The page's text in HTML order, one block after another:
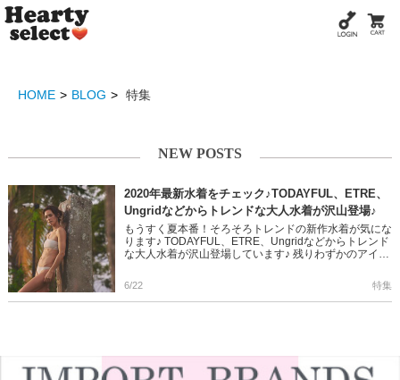
HOME BLOG 特集
NEW POSTS
2020年最新水着をチェック♪TODAYFUL、ETRE、
Ungridなどからトレンドな大人水着が沢山登場♪
もうすく夏本番！そろそろトレンドの新作水着が気にな
ります♪ TODAYFUL、ETRE、Ungridなどからトレンド
な大人水着が沢山登場しています♪ 残りわずかのアイテ
☆ […]
6/22 特集